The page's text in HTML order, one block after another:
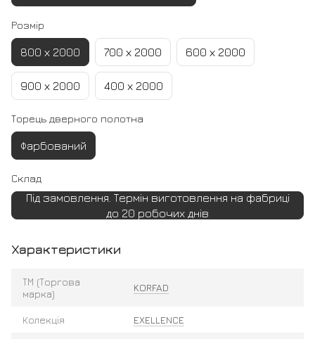
Розмір
800 х 2000 700 х 2000 600 х 2000
900 х 2000 400 х 2000
Торець дверного полотна
Фарбований
Склад
Під замовлення. Термін виготовлення на фабриці
до 20 робочих днів
Характеристики
ТМ (Торгова
марка)
KORFAD
Колекція EXELLENCE